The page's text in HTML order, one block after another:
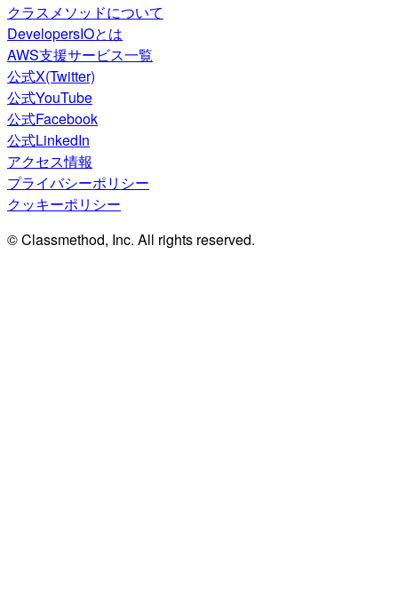
クラスメソッドについて
DevelopersIOとは
AWS支援サービス一覧
公式X(Twitter)
公式YouTube
公式Facebook
公式LinkedIn
アクセス情報
プライバシーポリシー
クッキーポリシー
© Classmethod, Inc. All rights reserved.